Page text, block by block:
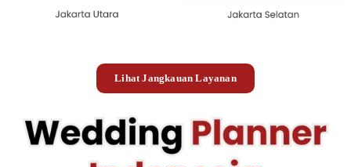
Lihat Jangkauan Layanan